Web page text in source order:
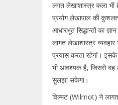
लगत लेखाशास्त्र कला भी
प्रयोग लेखापाल की
आधारभूत सिद्धान्तों का
लागत लेखाशास्त्र
प्रयास करता रहेगां। इसके
भी आवश्यक है, जिससे वह
सुलझा सकेगा।
विल्मट (Wilmot) ने लागत